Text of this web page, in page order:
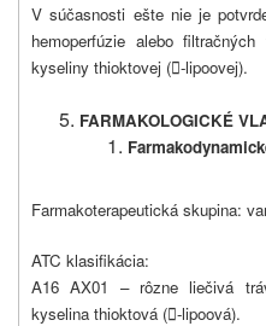
V súčasnosti ešte nie je
hemoperfúzie alebo
kyseliny thioktovej (-lipoovej).
FARMAKOLOGICKÉ
Farmakoterapeutická skupina:
ATC klasifikácia:
A16 AX01 – rôzne liečivá
kyselina thioktová (-lipoová).